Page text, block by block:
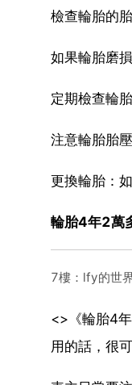
檢查輪胎的
如果輪胎磨
定期檢查輪
注意輪胎胎
更換輪胎：
輪胎4年2萬
7樓：lfy的世
<>《輪胎4
用的話，很